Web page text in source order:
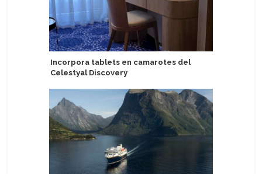
Incorpora tablets en camarotes del
Celestyal Discovery